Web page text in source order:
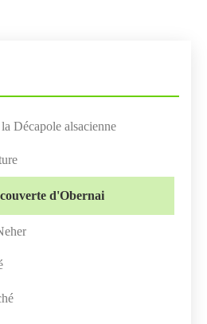
Décapole alsacienne
d'Obernai